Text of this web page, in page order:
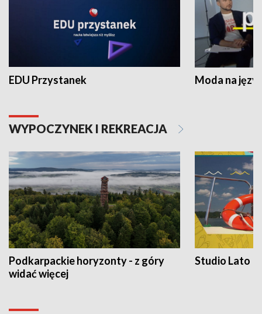
EDU Przystanek Moda na
WYPOCZYNEK I REKREACJA
Podkarpackie horyzonty - z góry
widać więcej
Studio Lato